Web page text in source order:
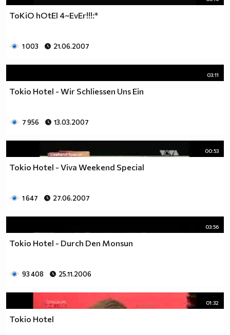
ToKiO hOtEl 4~EvEr!!!:*
1 003 21.06.2007
03:11
Tokio Hotel - Wir Schliessen Uns Ein
7 956 13.03.2007
00:53
Tokio Hotel - Viva Weekend Special
1 647 27.06.2007
03:56
Tokio Hotel - Durch Den Monsun
93 408 25.11.2006
01:32
Tokio Hotel